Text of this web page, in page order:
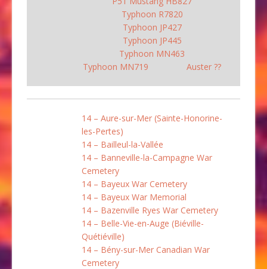
Typhoon R7820
Typhoon JP427
Typhoon JP445
Typhoon MN463
Typhoon MN719
Auster ??
14 – Aure-sur-Mer (Sainte-Honorine-
les-Pertes)
14 – Bailleul-la-Vallée
14 – Banneville-la-Campagne War
Cemetery
14 – Bayeux War Cemetery
14 – Bayeux War Memorial
14 – Bazenville Ryes War Cemetery
14 – Belle-Vie-en-Auge (Biéville-
Quétiéville)
14 – Bény-sur-Mer Canadian War
Cemetery